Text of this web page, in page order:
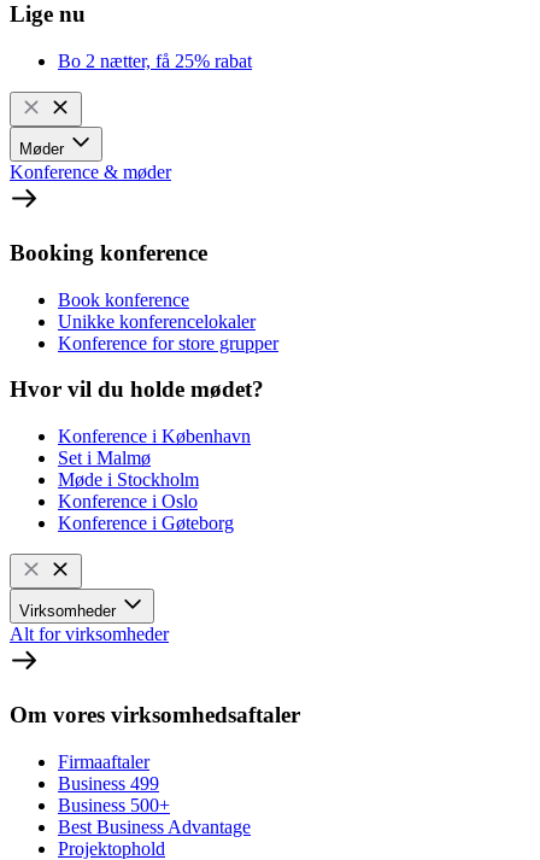
Lige nu
Bo 2 nætter, få 25% rabat
Møder
Konference & møder
Booking konference
Book konference
Unikke konferencelokaler
Konference for store grupper
Hvor vil du holde mødet?
Konference i København
Set i Malmø
Møde i Stockholm
Konference i Oslo
Konference i Gøteborg
Virksomheder
Alt for virksomheder
Om vores virksomhedsaftaler
Firmaaftaler
Business 499
Business 500+
Best Business Advantage
Projektophold